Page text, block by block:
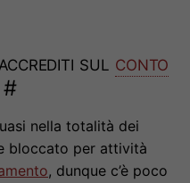
sul conto
#
nella totalità dei
bloccato per attività
, dunque c’è poco